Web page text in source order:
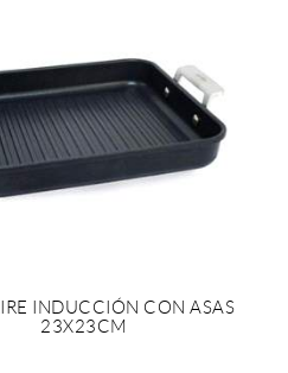
INDUCCIÓN CON ASAS
23X23CM